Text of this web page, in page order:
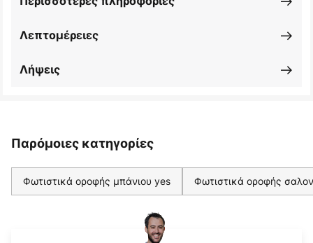
Λεπτομέρειες
Λήψεις
Παρόμοιες κατηγορίες
Φωτιστικά οροφής μπάνιου yes Φωτιστικά οροφής